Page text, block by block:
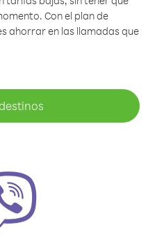
Con el plan de
ahorrar en las llamadas que